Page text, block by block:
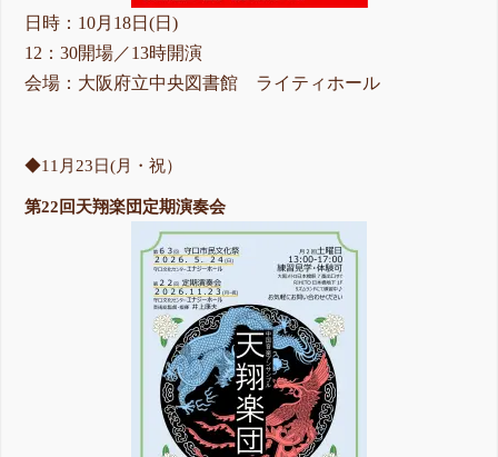
日時：10月18日(日)
12：30開場／13時開演
会場：大阪府立中央図書館 ライティホール
◆11月23日(月・祝）
第22回天翔楽団定期演奏会